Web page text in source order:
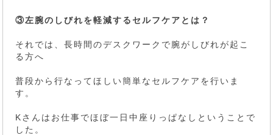
③左腕のしびれを軽減するセルフケアとは？
それでは、長時間のデスクワークで腕がしびれが起こ
る方へ
普段から行なってほしい簡単なセルフケアを行いま
す。
Kさんはお仕事でほぼ一日中座りっぱなしということで
した。